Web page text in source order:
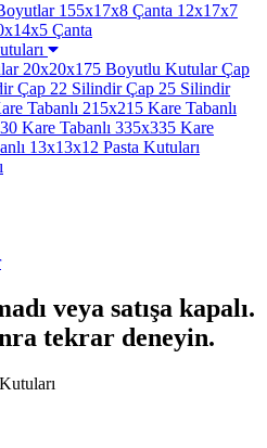
155x17x8 Çanta 12x17x7
Çanta
20x20x175 Boyutlu KutularÇap
Çap 22 SilindirÇap 25 Silindir
Tabanlı 215x215 Kare Tabanlı
Kare Tabanlı 335x335 Kare
13x13x12 Pasta Kutuları
veya satışa kapalı.
tekrar deneyin.